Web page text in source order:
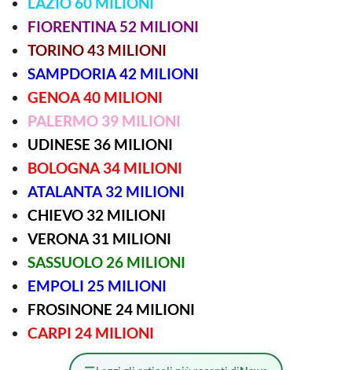
FIORENTINA 52 MILIONI
TORINO 43 MILIONI
SAMPDORIA 42 MILIONI
GENOA 40 MILIONI
PALERMO 39 MILIONI
UDINESE 36 MILIONI
BOLOGNA 34 MILIONI
ATALANTA 32 MILIONI
CHIEVO 32 MILIONI
VERONA 31 MILIONI
SASSUOLO 26 MILIONI
EMPOLI 25 MILIONI
FROSINONE 24 MILIONI
CARPI 24 MILIONI